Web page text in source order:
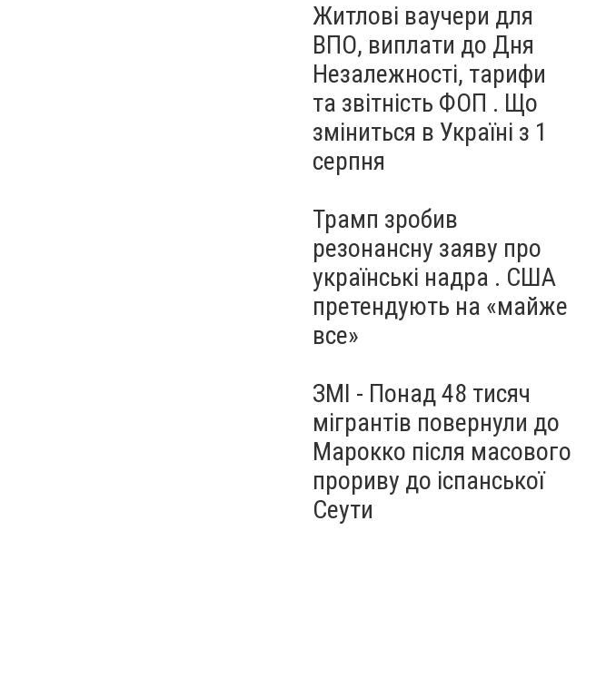
Житлові ваучери для
ВПО, виплати до Дня
Незалежності, тарифи
та звітність ФОП . Що
зміниться в Україні з 1
серпня
Трамп зробив
резонансну заяву про
українські надра . США
претендують на «майже
все»
ЗМІ - Понад 48 тисяч
мігрантів повернули до
Марокко після масового
прориву до іспанської
Сеути